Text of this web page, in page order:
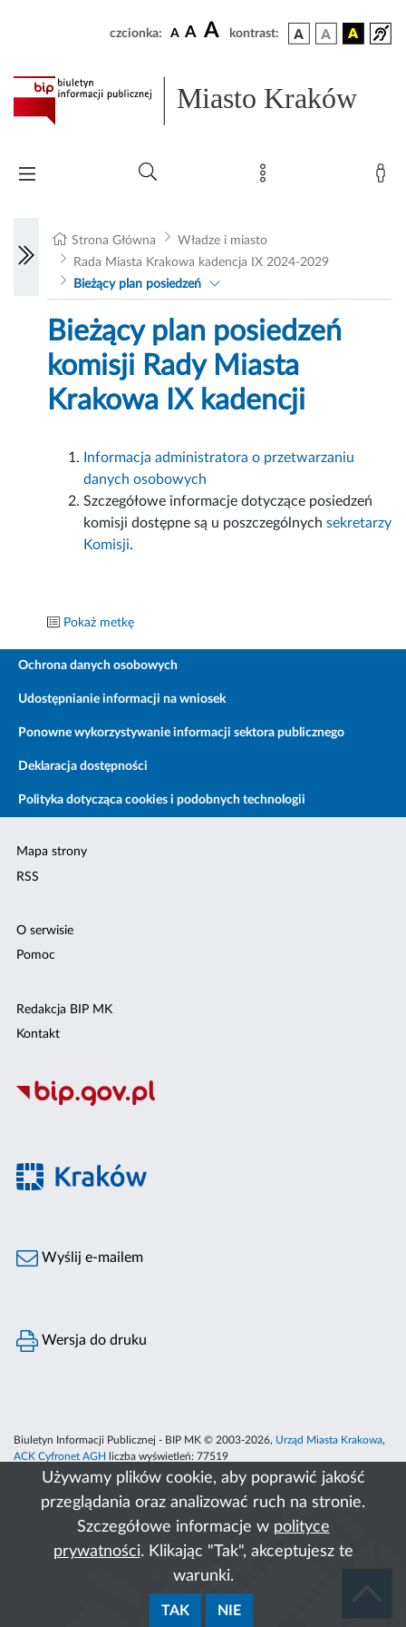
Używamy plików cookie, aby poprawić jakość
przeglądania oraz analizować ruch na stronie.
Szczegółowe informacje w polityce
prywatności. Klikając "Tak", akceptujesz te
warunki.
TAK NIE
czcionka: A A A kontrast:
Miasto Kraków
Strona Główna
Władze i miasto
Rada Miasta Krakowa kadencja IX 2024-2029
Bieżący plan posiedzeń
Bieżący plan posiedzeń
komisji Rady Miasta
Krakowa IX kadencji
Informacja administratora o przetwarzaniu
danych osobowych
Szczegółowe informacje dotyczące posiedzeń
komisji dostępne są u poszczególnychsekretarzy
Komisji.
Pokaż metkę
Ochrona danych osobowych
Udostępnianie informacji na wniosek
Ponowne wykorzystywanie informacji sektora publicznego
Deklaracja dostępności
Polityka dotycząca cookies i podobnych technologii
Mapa strony
RSS
O serwisie
Pomoc
Redakcja BIP MK
Kontakt
Wyślij e-mailem
Wersja do druku
Biuletyn Informacji Publicznej - BIP MK © 2003-2026, Urząd Miasta Krakowa,
ACK Cyfronet AGH
liczba wyświetleń: 77519